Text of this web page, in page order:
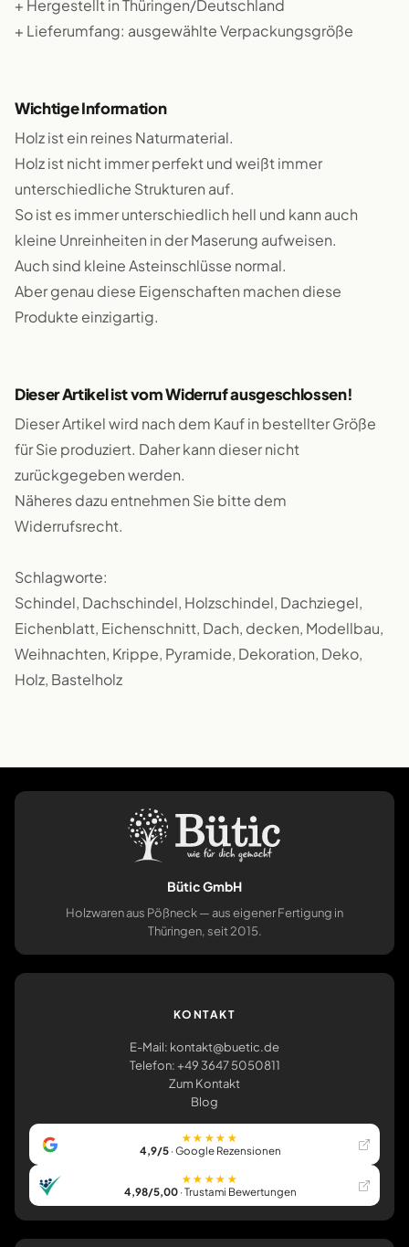
+ Hergestellt in Thüringen/Deutschland
+ Lieferumfang: ausgewählte Verpackungsgröße
Wichtige Information
Holz ist ein reines Naturmaterial.
Holz ist nicht immer perfekt und weißt immer
unterschiedliche Strukturen auf.
So ist es immer unterschiedlich hell und kann auch
kleine Unreinheiten in der Maserung aufweisen.
Auch sind kleine Asteinschlüsse normal.
Aber genau diese Eigenschaften machen diese
Produkte einzigartig.
Dieser Artikel ist vom Widerruf ausgeschlossen!
Dieser Artikel wird nach dem Kauf in bestellter Größe
für Sie produziert. Daher kann dieser nicht
zurückgegeben werden.
Näheres dazu entnehmen Sie bitte dem
Widerrufsrecht.
Schlagworte:
Schindel, Dachschindel, Holzschindel, Dachziegel,
Eichenblatt, Eichenschnitt, Dach, decken, Modellbau,
Weihnachten, Krippe, Pyramide, Dekoration, Deko,
Holz, Bastelholz
Bütic GmbH
Holzwaren aus Pößneck — aus eigener Fertigung in
Thüringen, seit 2015.
KONTAKT
E-Mail: kontakt@buetic.de
Telefon: +49 3647 5050811
Zum Kontakt
Blog
★★★★★
4,9/5· Google Rezensionen
★★★★★
4,98/5,00· Trustami Bewertungen